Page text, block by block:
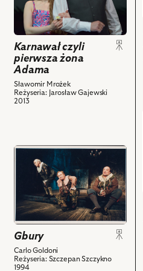
nim
obiektów
Karnawał
czyli
pierwsza
żona
Adama,
Na
zdjęciu:
Afrodyta
Leszek
Teleszyński
Goethe
powiązanych
z
obiektów
Karnawał czyli
pierwsza żona
Adama
Sławomir Mrożek
Reżyseria: Jarosław Gajewski
2013
przejdź
obiektu
Na
zdjęciu:
Andrzej
Balcerzak
-
Gbury
Carlo Goldoni
Reżyseria: Szczepan Szczykno
1994